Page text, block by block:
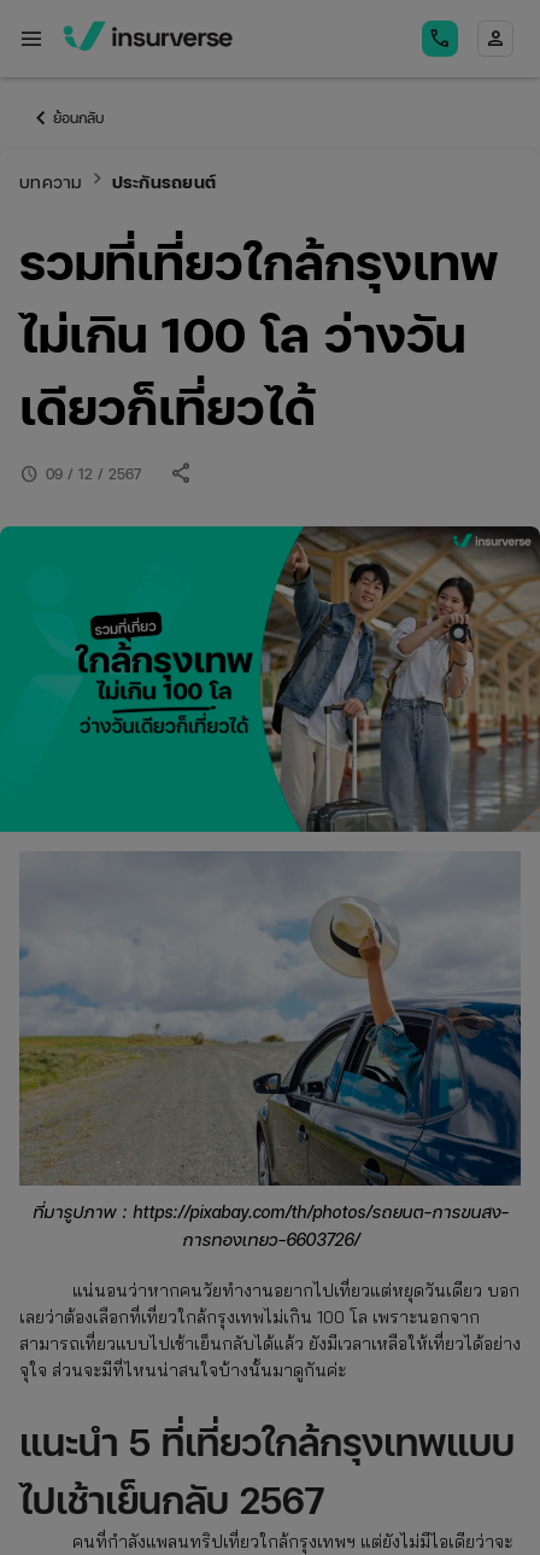
menu call person
keyboard_arrow_left ย้อนกลับ
บทความ keyboard_arrow_right ประกันรถยนต์
รวมที่เที่ยวใกล้กรุงเทพ
ไม่เกิน 100 โล ว่างวัน
เดียวก็เที่ยวได้
schedule 09 / 12 / 2567 share
ที่มารูปภาพ : https://pixabay.com/th/photos/รถยนต-การขนสง-
การทองเทยว-6603726/
แน่นอนว่าหากคนวัยทำงานอยากไปเที่ยวแต่หยุดวันเดียว บอก
เลยว่าต้องเลือกที่เที่ยวใกล้กรุงเทพไม่เกิน 100 โล เพราะนอกจาก
สามารถเที่ยวแบบไปเช้าเย็นกลับได้แล้ว ยังมีเวลาเหลือให้เที่ยวได้อย่าง
จุใจ ส่วนจะมีที่ไหนน่าสนใจบ้างนั้นมาดูกันค่ะ
แนะนำ 5 ที่เที่ยวใกล้กรุงเทพแบบ
ไปเช้าเย็นกลับ 2567
คนที่กำลังแพลนทริปเที่ยวใกล้กรุงเทพฯ แต่ยังไม่มีไอเดียว่าจะ